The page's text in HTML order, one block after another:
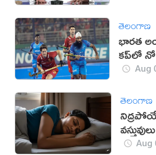
తెలంగాణ
భారత
కప్‌లో
Aug
తెలంగాణ
Aug